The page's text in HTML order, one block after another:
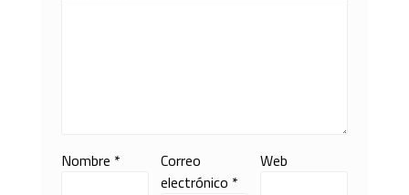
Nombre *
Correo
electrónico *
Web